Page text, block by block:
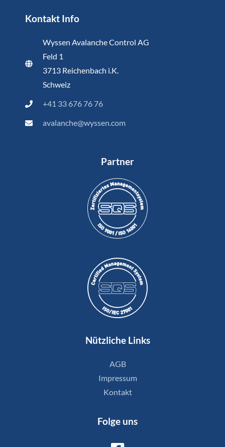
Kontakt Info
Wyssen Avalanche Control AG
Feld 1
3713 Reichenbach i.K.
Schweiz
+41 33 676 76 76
avalanche@wyssen.com
Partner
Nützliche Links
AGB
Impressum
Kontakt
Folge uns